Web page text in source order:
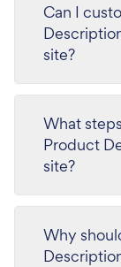
Can I
site?
What
Product
site?
Why